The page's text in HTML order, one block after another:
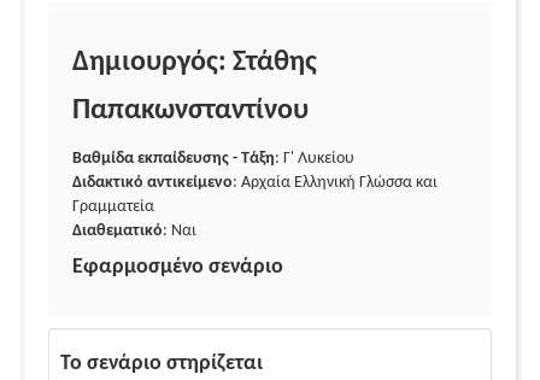
Δημιουργός: Στάθης
Παπακωνσταντίνου
Βαθμίδα εκπαίδευσης - Τάξη: Γ' Λυκείου
Διδακτικό αντικείμενο: Αρχαία Ελληνική Γλώσσα και
Γραμματεία
Διαθεματικό: Ναι
Εφαρμοσμένο σενάριο
Το σενάριο στηρίζεται